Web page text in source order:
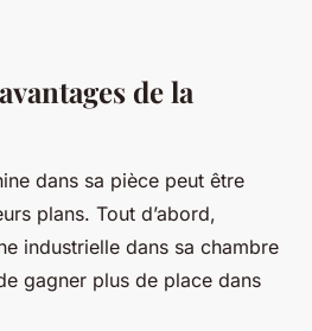
de la
dans sa pièce peut être
plans. Tout d’abord,
industrielle dans sa chambre
gagner plus de place dans